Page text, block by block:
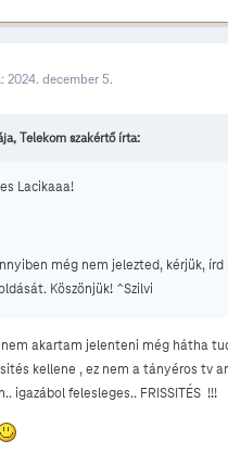
2024. december 5.
Telekom szakértő írta:
Lacikaaa!
még nem jelezted, kérjük,
Köszönjük! ^Szilvi
nem akartam jelenteni még hátha
kellene , ez nem a tányéros tv
igazábol felesleges.. FRISSITÉS !!!